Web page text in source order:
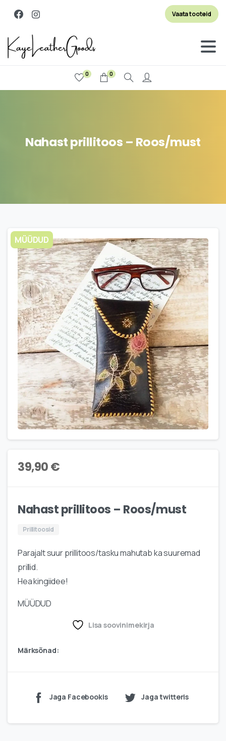
Vaata tooteid
0 0
Otsi
Nahastprillitoos – Roos/must
MÜÜDUD
39,90€
Nahast prillitoos – Roos/must
Prillitoosid
Parajalt suur prillitoos/tasku mahutab ka suuremad
prillid.
Hea kingiidee!
MÜÜDUD
Lisa soovinimekirja
Märksõnad:
Jaga Facebookis Jaga twitteris